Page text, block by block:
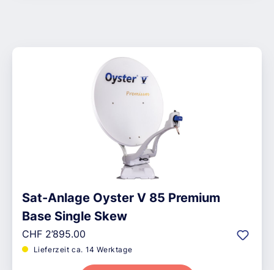
Sat-Anlage Oyster V 85 Premium
Base Single Skew
Regulärer Preis:
CHF 2’895.00
Lieferzeit ca. 14 Werktage